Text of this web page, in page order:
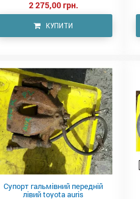
2 275,00 грн.
КУПИТИ
Супорт гальмівний передній
лівий toyota auris